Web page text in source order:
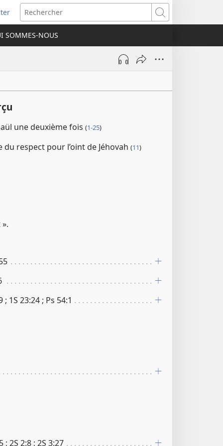
Rechercher
SOMMES-NOUS
une deuxième fois (1-25)
respect pour l’oint de Jéhovah (11)
; 1S 23​:​24 ; Ps 54​:​1
; 2S 2​:​8 ; 2S 3​:​27